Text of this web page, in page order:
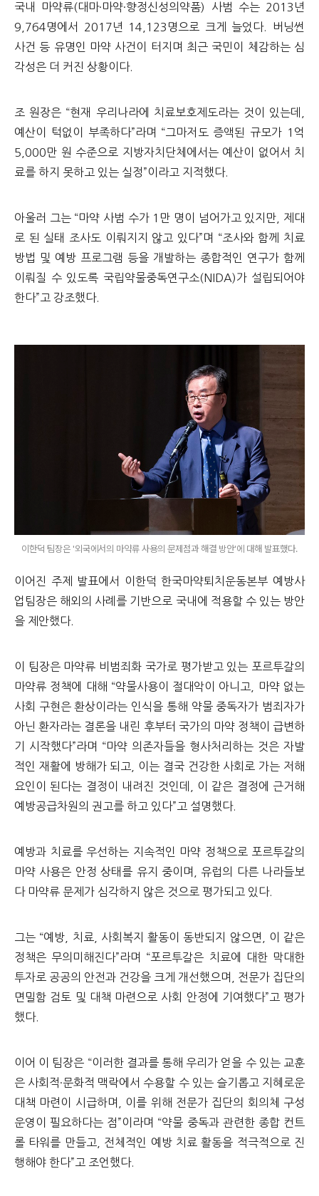
국내 마약류(대마·마약·향정신성의약품) 사범 수는 2013년
9,764명에서 2017년 14,123명으로 크게 늘었다. 버닝썬
사건 등 유명인 마약 사건이 터지며 최근 국민이 체감하는 심
각성은 더 커진 상황이다.
조 원장은 “현재 우리나라에 치료보호제도라는 것이 있는데,
예산이 턱없이 부족하다”라며 “그마저도 증액된 규모가 1억
5,000만 원 수준으로 지방자치단체에서는 예산이 없어서 치
료를 하지 못하고 있는 실정”이라고 지적했다.
아울러 그는 “마약 사범 수가 1만 명이 넘어가고 있지만, 제대
로 된 실태 조사도 이뤄지지 않고 있다”며 “조사와 함께 치료
방법 및 예방 프로그램 등을 개발하는 종합적인 연구가 함께
이뤄질 수 있도록 국립약물중독연구소(NIDA)가 설립되어야
한다”고 강조했다.
이한덕 팀장은 '외국에서의 마약류 사용의 문제점과 해결 방안'에 대해 발표했다.
이어진 주제 발표에서 이한덕 한국마약퇴치운동본부 예방사
업팀장은 해외의 사례를 기반으로 국내에 적용할 수 있는 방안
을 제안했다.
이 팀장은 마약류 비범죄화 국가로 평가받고 있는 포르투갈의
마약류 정책에 대해 “약물사용이 절대악이 아니고, 마약 없는
사회 구현은 환상이라는 인식을 통해 약물 중독자가 범죄자가
아닌 환자라는 결론을 내린 후부터 국가의 마약 정책이 급변하
기 시작했다”라며 “마약 의존자들을 형사처리하는 것은 자발
적인 재활에 방해가 되고, 이는 결국 건강한 사회로 가는 저해
요인이 된다는 결정이 내려진 것인데, 이 같은 결정에 근거해
예방공급차원의 권고를 하고 있다”고 설명했다.
예방과 치료를 우선하는 지속적인 마약 정책으로 포르투갈의
마약 사용은 안정 상태를 유지 중이며, 유럽의 다른 나라들보
다 마약류 문제가 심각하지 않은 것으로 평가되고 있다.
그는 “예방, 치료, 사회복지 활동이 동반되지 않으면, 이 같은
정책은 무의미해진다”라며 “포르투갈은 치료에 대한 막대한
투자로 공공의 안전과 건강을 크게 개선했으며, 전문가 집단의
면밀함 검토 및 대책 마련으로 사회 안정에 기여했다”고 평가
했다.
이어 이 팀장은 “이러한 결과를 통해 우리가 얻을 수 있는 교훈
은 사회적·문화적 맥락에서 수용할 수 있는 슬기롭고 지혜로운
대책 마련이 시급하며, 이를 위해 전문가 집단의 회의체 구성
운영이 필요하다는 점”이라며 “약물 중독과 관련한 종합 컨트
롤 타워를 만들고, 전체적인 예방 치료 활동을 적극적으로 진
행해야 한다”고 조언했다.